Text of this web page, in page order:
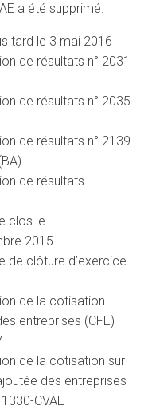
a été supprimé.
tard le 3 mai 2016
de résultats n° 2031
de résultats n° 2035
de résultats n° 2139
de résultats
clos le
2015
de clôture d’exercice
de la cotisation
entreprises (CFE)
de la cotisation sur
des entreprises
1330-CVAE